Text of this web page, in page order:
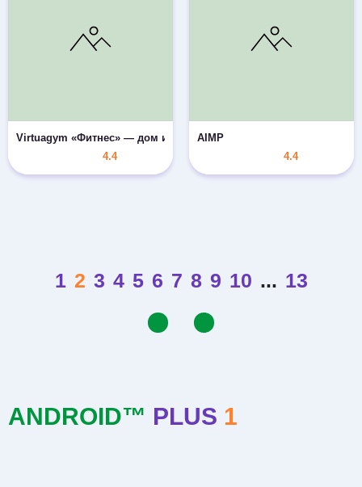
Virtuagym «Фитнес» — дом и зал
4.4
AIMP
4.4
1 2 3 4 5 6 7 8 9 10 ... 13
ANDROID™ PLUS 1